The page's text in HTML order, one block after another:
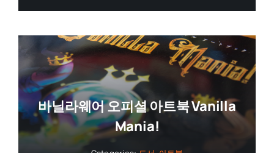
바닐라웨어 오피셜 아트북 Vanilla
Mania!